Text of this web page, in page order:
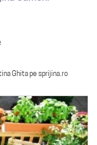
Ghita pe sprijina.ro